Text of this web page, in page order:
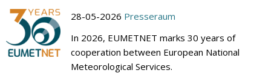
28-05-2026 Presseraum
In 2026, EUMETNET marks 30 years of
cooperation between European National
Meteorological Services.